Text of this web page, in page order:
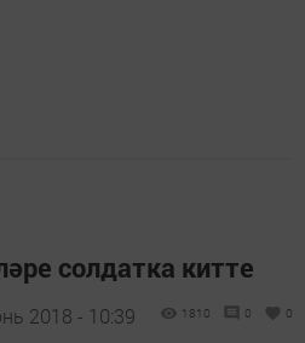
солдатка китте
2018 - 10:39 1810 0 0